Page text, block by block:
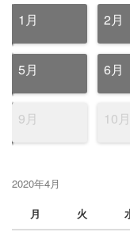
1月 2月
5月 6月
9月 10月
2020年4月
月
火